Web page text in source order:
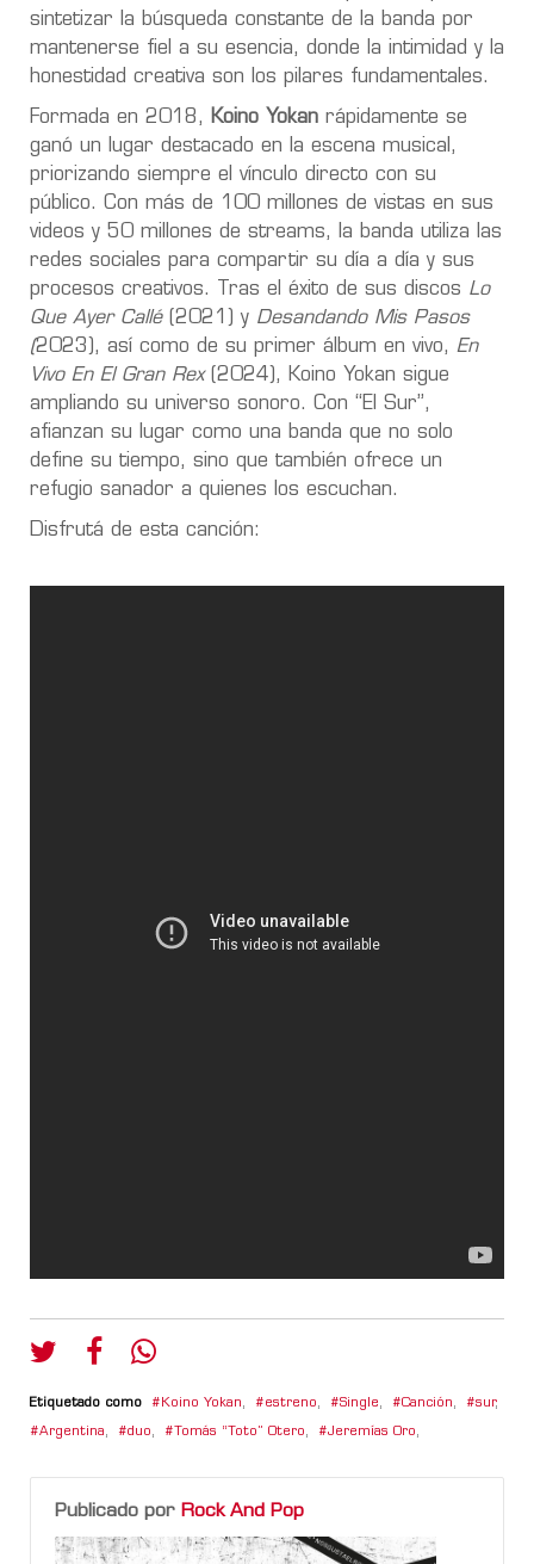
sintetizar la búsqueda constante de la banda por
mantenerse fiel a su esencia, donde la intimidad y la
honestidad creativa son los pilares fundamentales.
Formada en 2018, Koino Yokan rápidamente se
ganó un lugar destacado en la escena musical,
priorizando siempre el vínculo directo con su
público. Con más de 100 millones de vistas en sus
videos y 50 millones de streams, la banda utiliza las
redes sociales para compartir su día a día y sus
procesos creativos. Tras el éxito de sus discos Lo
Que Ayer Callé(2021) y Desandando Mis Pasos
(2023), así como de su primer álbum en vivo, En
Vivo En El Gran Rex(2024), Koino Yokan sigue
ampliando su universo sonoro. Con “El Sur”,
afianzan su lugar como una banda que no solo
define su tiempo, sino que también ofrece un
refugio sanador a quienes los escuchan.
Disfrutá de esta canción:
Etiquetado como Koino Yokan, estreno, Single, Canción, sur,
Argentina, duo, Tomás “Toto” Otero, Jeremías Oro,
Publicado por Rock And Pop